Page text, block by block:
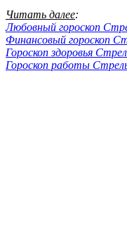
Читать далее:
Любовный гороскоп
Финансовый гороскоп
Гороскоп здоровья
Гороскоп работы